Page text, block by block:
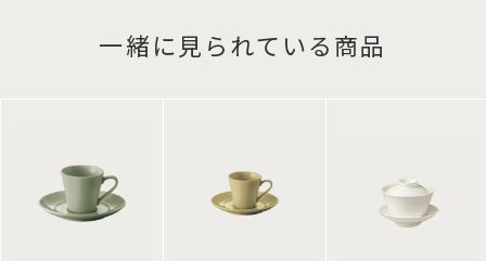
一緒に見られている商品